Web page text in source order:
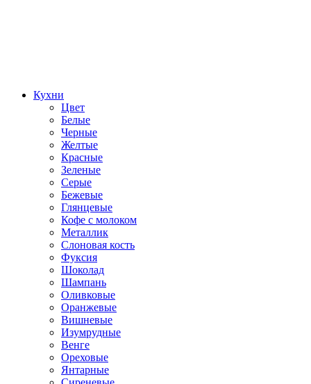
Кухни
Цвет
Белые
Черные
Желтые
Красные
Зеленые
Серые
Бежевые
Глянцевые
Кофе с молоком
Металлик
Слоновая кость
Фуксия
Шоколад
Шампань
Оливковые
Оранжевые
Вишневые
Изумрудные
Венге
Ореховые
Янтарные